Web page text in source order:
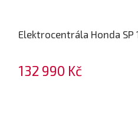
Elektrocentrála Honda SP
132 990 Kč